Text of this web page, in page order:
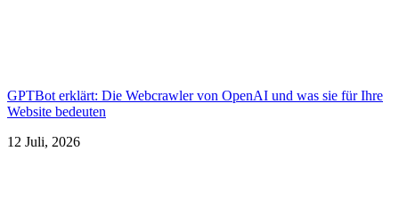
GPTBot erklärt: Die Webcrawler von OpenAI und was sie für Ihre
Website bedeuten
12 Juli, 2026